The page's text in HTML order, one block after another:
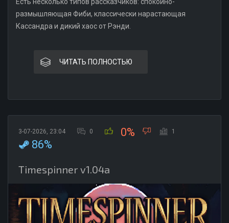
Есть несколько типов рассказчиков: спокойно-
размышляющая Фиби, классически нарастающая
Кассандра и дикий хаос от Рэнди.
ЧИТАТЬ ПОЛНОСТЬЮ
3-07-2026, 23:04 0 0% 1
86%
Timespinner v1.04a